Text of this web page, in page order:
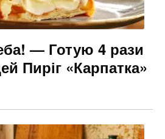
— Готую 4 рази
Пиріг «Карпатка»